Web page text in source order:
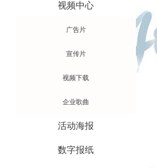
视频中心
广告片
宣传片
视频下载
企业歌曲
活动海报
数字报纸